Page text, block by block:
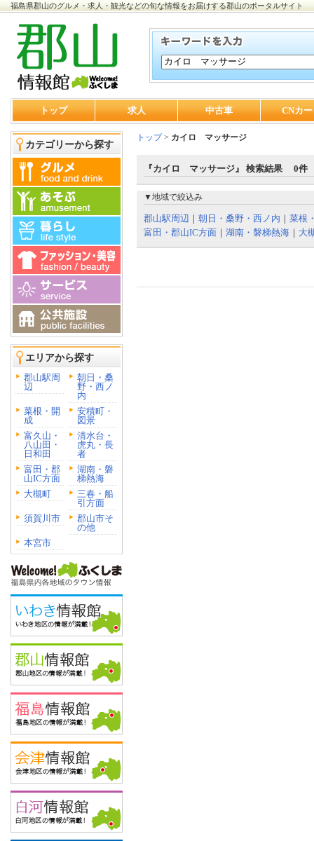
福島県郡山のグルメ・求人・観光などの旬な情報をお届けする郡山のポータルサイト
トップ 求人 中古車 CNカ
カテゴリーから探す
エリアから探す
郡山駅周
辺
朝日・桑
野・西ノ
内
菜根・開
成
安積町・
図景
富久山・
八山田・
日和田
清水台・
虎丸・長
者
富田・郡
山IC方面
湖南・磐
梯熱海
大槻町
三春・船
引方面
須賀川市
郡山市そ
の他
本宮市
トップ> カイロ マッサージ
『カイロ マッサージ』 検索結果 0件
▼地域で絞込み
郡山駅周辺 ｜ 朝日・桑野・西ノ内 ｜ 菜根
富田・郡山IC方面 ｜ 湖南・磐梯熱海 ｜ 大